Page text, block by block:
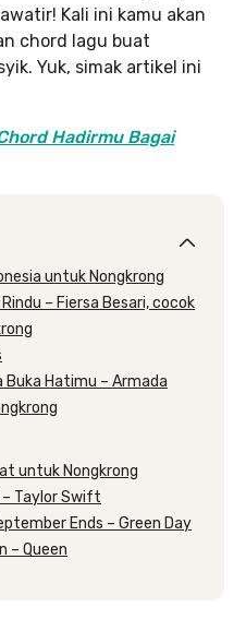
Kali ini kamu akan
chord lagu buat
Yuk, simak artikel ini
Hadirmu Bagai
untuk Nongkrong
– Fiersa Besari, cocok
Buka Hatimu – Armada
untuk Nongkrong
– Taylor Swift
Ends – Green Day
– Queen